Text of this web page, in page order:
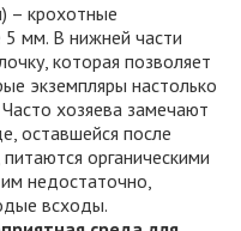
– крохотные
5 мм. В нижней части
которая позволяет
экземпляры настолько
хозяева замечают
оставшейся после
органическими
недостаточно,
всходы.